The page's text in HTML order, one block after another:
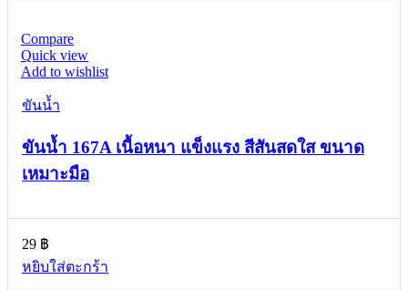
Compare
Quick view
Add to wishlist
ขันน้ำ
ขันน้ำ 167A เนื้อหนา แข็งแรง สีสันสดใส ขนาด
เหมาะมือ
29 ฿
หยิบใส่ตะกร้า